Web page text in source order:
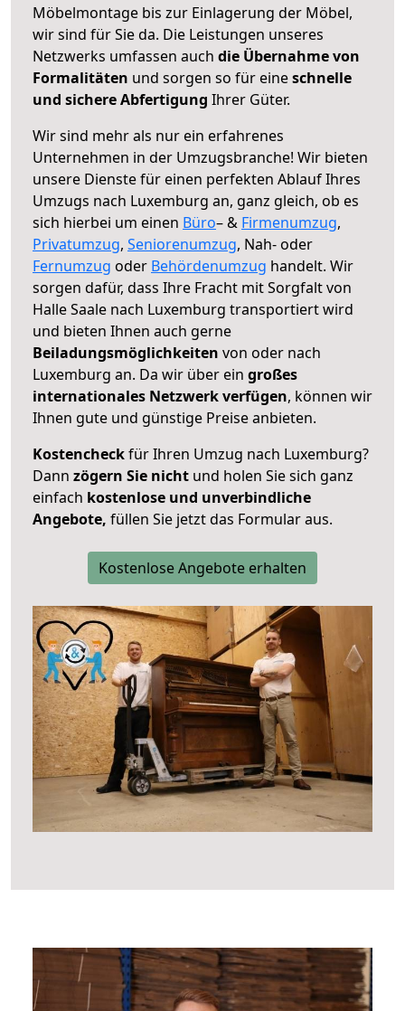
Möbelmontage bis zur Einlagerung der Möbel,
wir sind für Sie da. Die Leistungen unseres
Netzwerks umfassen auch die Übernahme von
Formalitäten und sorgen so für eineschnelle
und sichere Abfertigung Ihrer Güter.
Wir sind mehr als nur ein erfahrenes
Unternehmen in der Umzugsbranche! Wir bieten
unsere Dienste für einen perfekten Ablauf Ihres
Umzugs nach Luxemburg an, ganz gleich, ob es
sich hierbei um einen Büro– & Firmenumzug,
Privatumzug, Seniorenumzug, Nah- oder
Fernumzug oder Behördenumzug handelt. Wir
sorgen dafür, dass Ihre Fracht mit Sorgfalt von
Halle Saale nach Luxemburg transportiert wird
und bieten Ihnen auch gerne
Beiladungsmöglichkeiten von oder nach
Luxemburg an. Da wir über ein großes
internationales Netzwerk verfügen, können wir
Ihnen gute und günstige Preise anbieten.
Kostencheckfür Ihren Umzug nach Luxemburg?
Dann zögern Sie nicht und holen Sie sich ganz
einfach kostenlose und unverbindliche
Angebote, füllen Sie jetzt das Formular aus.
Kostenlose Angebote erhalten